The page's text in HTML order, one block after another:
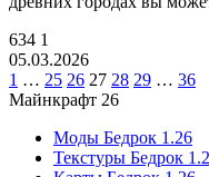
634 1
05.03.2026
1 … 25 26 27 28 29 … 36
Майнкрафт 26
Моды Бедрок 1.26
Текстуры Бедрок